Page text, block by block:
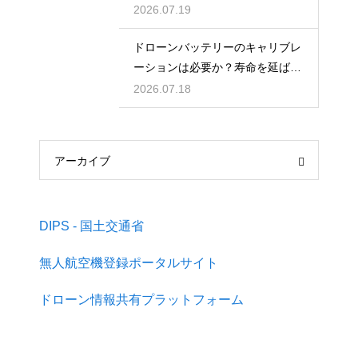
注意点
2026.07.19
ドローンバッテリーのキャリブレ
ーションは必要か？寿命を延ばす
管理術
2026.07.18
アーカイブ
DIPS - 国土交通省
無人航空機登録ポータルサイト
ドローン情報共有プラットフォーム